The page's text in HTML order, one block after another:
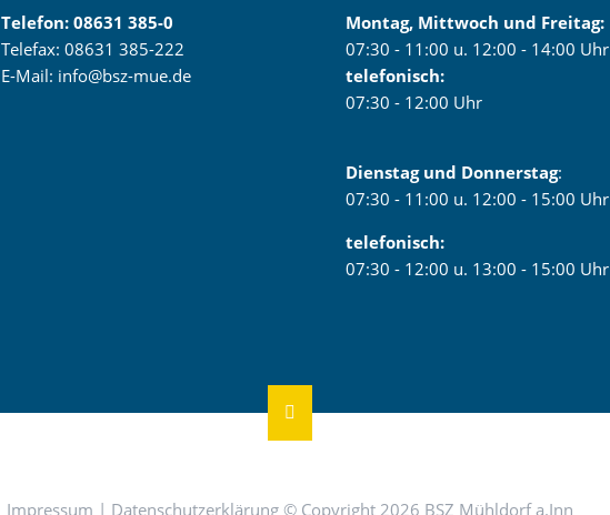
Telefon: 08631 385-0
Telefax: 08631 385-222
E-Mail: info@bsz-mue.de
Montag, Mittwoch und Freitag:
07:30 - 11:00 u. 12:00 - 14:00 Uhr
telefonisch:
07:30 - 12:00 Uhr
Dienstag und Donnerstag:
07:30 - 11:00 u. 12:00 - 15:00 Uhr
telefonisch:
07:30 - 12:00 u. 13:00 - 15:00 Uhr
Impressum | Datenschutzerklärung © Copyright 2026 BSZ Mühldorf a.Inn